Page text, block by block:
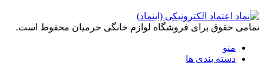
تمامی حقوق برای فروشگاه لوازم خانگی خرمیان محفوظ است.
منو
دسته بندی ها